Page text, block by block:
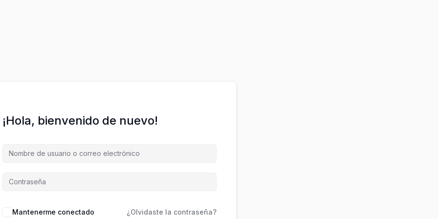
¡Hola, bienvenido de nuevo!
Mantenerme conectado ¿Olvidaste la contraseña?